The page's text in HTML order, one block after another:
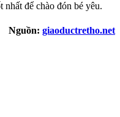
để chào đón bé yêu.
Nguồn: giaoductretho.net